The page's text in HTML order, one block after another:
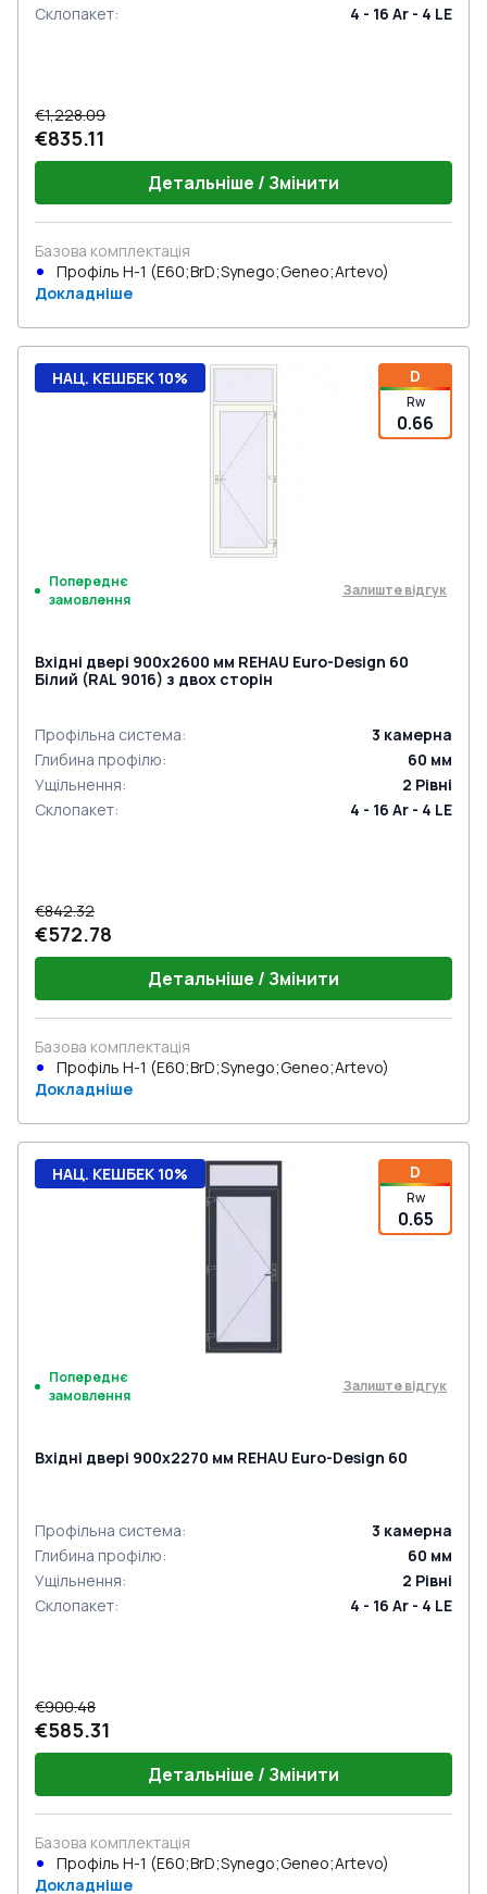
Склопакет: 4 - 16 Ar - 4 LE
€1,228.09
€835.11
Детальніше / Змінити
Базова комплектація
Профіль Н-1 (E60;BrD;Synego;Geneo;Artevo)
Докладніше
D
Rw
0.66
НАЦ. КЕШБЕК 10%
Попереднє
замовлення
Залиште відгук
Вхідні двері 900x2600 мм REHAU Euro-Design 60
Білий (RAL 9016) з двох сторін
Профільна система: 3 камерна
Глибина профілю: 60 мм
Ущільнення: 2 Рівні
Склопакет: 4 - 16 Ar - 4 LE
€842.32
€572.78
Детальніше / Змінити
Базова комплектація
Профіль Н-1 (E60;BrD;Synego;Geneo;Artevo)
Докладніше
D
Rw
0.65
НАЦ. КЕШБЕК 10%
Попереднє
замовлення
Залиште відгук
Вхідні двері 900x2270 мм REHAU Euro-Design 60
Профільна система: 3 камерна
Глибина профілю: 60 мм
Ущільнення: 2 Рівні
Склопакет: 4 - 16 Ar - 4 LE
€900.48
€585.31
Детальніше / Змінити
Базова комплектація
Профіль Н-1 (E60;BrD;Synego;Geneo;Artevo)
Докладніше